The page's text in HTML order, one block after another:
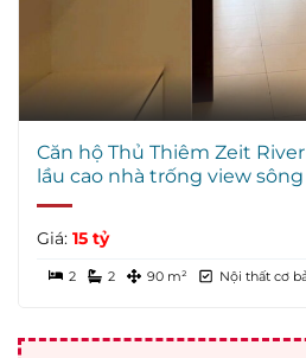
Căn hộ Thủ Thiêm Zeit
lầu cao nhà trống view sông
Giá: 15 tỷ
2 2 90 m² Nội thất cơ